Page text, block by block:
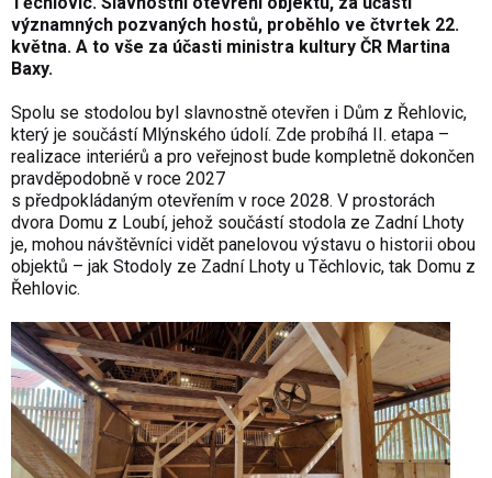
významných pozvaných hostů, proběhlo ve čtvrtek 22.
května. A to vše za účasti ministra kultury ČR Martina
Baxy.
Spolu se stodolou byl slavnostně otevřen i Dům z Řehlovic,
který je součástí Mlýnského údolí. Zde probíhá II. etapa –
realizace interiérů a pro veřejnost bude kompletně dokončen
pravděpodobně v roce 2027
s předpokládaným otevřením v roce 2028. V prostorách
dvora Domu z Loubí, jehož součástí stodola ze Zadní Lhoty
je, mohou návštěvníci vidět panelovou výstavu o historii obou
objektů – jak Stodoly ze Zadní Lhoty u Těchlovic, tak Domu z
Řehlovic.